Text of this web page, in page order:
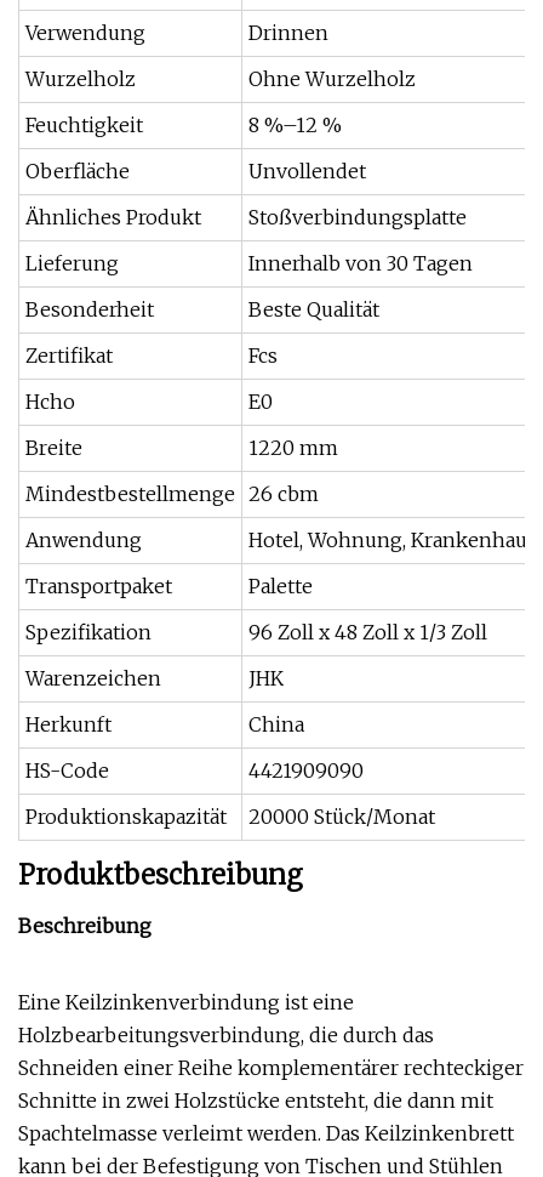
Verwendung
Drinnen
Wurzelholz
Ohne Wurzelholz
Feuchtigkeit
8 %–12 %
Oberfläche
Unvollendet
Ähnliches Produkt
Stoßverbindungsplatte
Lieferung
Innerhalb von 30 Tagen
Besonderheit
Beste Qualität
Zertifikat
Fcs
Hcho
E0
Breite
1220 mm
Mindestbestellmenge 26 cbm
Anwendung
Hotel, Wohnung, Krankenhaus,
Transportpaket
Palette
Spezifikation
96 Zoll x 48 Zoll x 1/3 Zoll
Warenzeichen
JHK
Herkunft
China
HS-Code
4421909090
Produktionskapazität
20000 Stück/Monat
Produktbeschreibung
Beschreibung
Eine Keilzinkenverbindung ist eine
Holzbearbeitungsverbindung, die durch das
Schneiden einer Reihe komplementärer rechteckiger
Schnitte in zwei Holzstücke entsteht, die dann mit
Spachtelmasse verleimt werden. Das Keilzinkenbrett
kann bei der Befestigung von Tischen und Stühlen